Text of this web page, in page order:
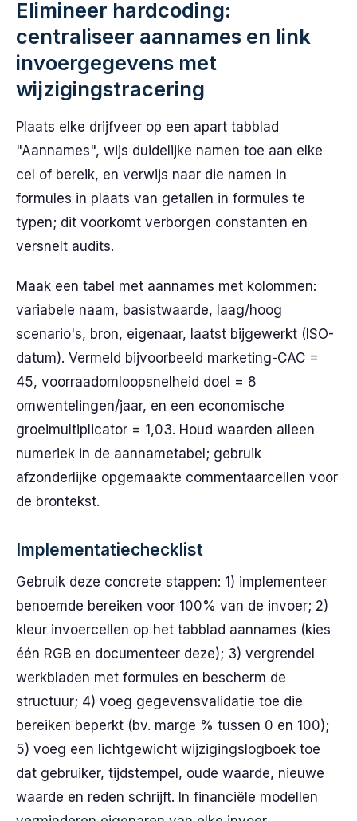
Elimineer hardcoding:
centraliseer aannames en link
invoergegevens met
wijzigingstracering
Plaats elke drijfveer op een apart tabblad
"Aannames", wijs duidelijke namen toe aan elke
cel of bereik, en verwijs naar die namen in
formules in plaats van getallen in formules te
typen; dit voorkomt verborgen constanten en
versnelt audits.
Maak een tabel met aannames met kolommen:
variabele naam, basistwaarde, laag/hoog
scenario's, bron, eigenaar, laatst bijgewerkt (ISO-
datum). Vermeld bijvoorbeeld marketing-CAC =
45, voorraadomloopsnelheid doel = 8
omwentelingen/jaar, en een economische
groeimultiplicator = 1,03. Houd waarden alleen
numeriek in de aannametabel; gebruik
afzonderlijke opgemaakte commentaarcellen voor
de brontekst.
Implementatiechecklist
Gebruik deze concrete stappen: 1) implementeer
benoemde bereiken voor 100% van de invoer; 2)
kleur invoercellen op het tabblad aannames (kies
één RGB en documenteer deze); 3) vergrendel
werkbladen met formules en bescherm de
structuur; 4) voeg gegevensvalidatie toe die
bereiken beperkt (bv. marge % tussen 0 en 100);
5) voeg een lichtgewicht wijzigingslogboek toe
dat gebruiker, tijdstempel, oude waarde, nieuwe
waarde en reden schrijft. In financiële modellen